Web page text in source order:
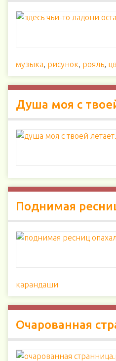
музыка, рисунок, рояль,
Душа моя с
Поднимая
карандаши
Очарованная